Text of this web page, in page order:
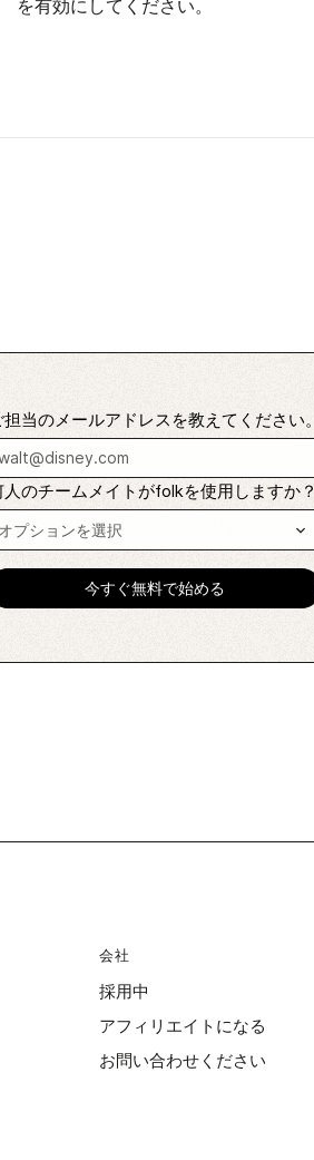
を有効にしてください。
担当のメールアドレスを教えてください。
人のチームメイトがfolkを使用しますか？
会社
採用中
アフィリエイトになる
お問い合わせください